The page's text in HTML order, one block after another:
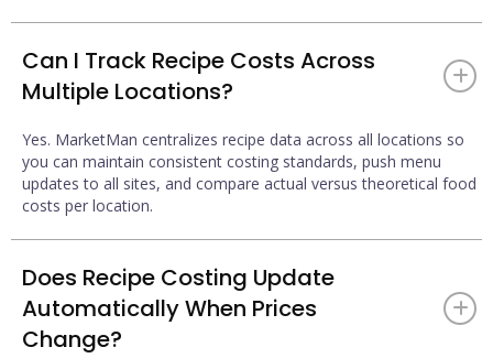
Can I Track Recipe Costs Across
Multiple Locations?
+
Yes. MarketMan centralizes recipe data across all locations so
you can maintain consistent costing standards, push menu
updates to all sites, and compare actual versus theoretical food
costs per location.
Does Recipe Costing Update
Automatically When Prices
Change?
+